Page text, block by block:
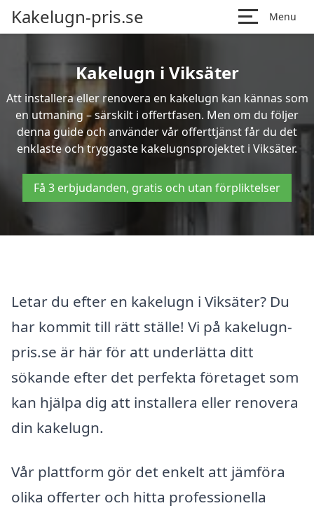
Kakelugn-pris.se Menu
Kakelugn i Viksäter
Att installera eller renovera en kakelugn kan kännas som
en utmaning – särskilt i offertfasen. Men om du följer
denna guide och använder vår offerttjänst får du det
enklaste och tryggaste kakelugnsprojektet i Viksäter.
Få 3 erbjudanden, gratis och utan förpliktelser
Letar du efter en kakelugn i Viksäter? Du
har kommit till rätt ställe! Vi på kakelugn-
pris.se är här för att underlätta ditt
sökande efter det perfekta företaget som
kan hjälpa dig att installera eller renovera
din kakelugn.
Vår plattform gör det enkelt att jämföra
olika offerter och hitta professionella